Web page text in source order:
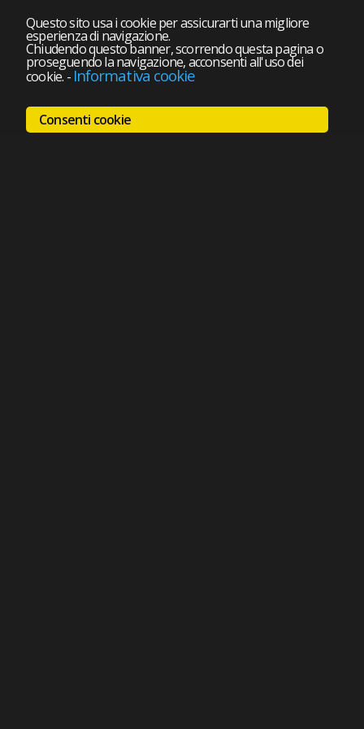
Questo sito usa i cookie per assicurarti una migliore
esperienza di navigazione.
Chiudendo questo banner, scorrendo questa pagina o
proseguendo la navigazione, acconsenti all'uso dei
cookie. - Informativa cookie
Consenti cookie